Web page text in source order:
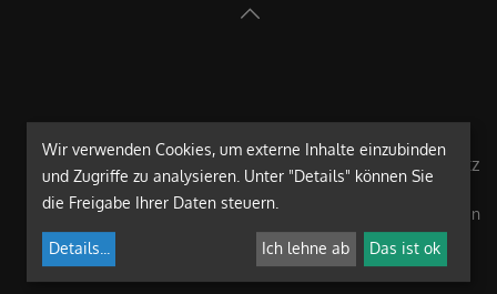
Datenschutz
Anmelden
Wir verwenden Cookies, um externe Inhalte einzubinden
und Zugriffe zu analysieren. Unter "Details" können Sie
die Freigabe Ihrer Daten steuern.
Details Ich lehne ab Das ist ok